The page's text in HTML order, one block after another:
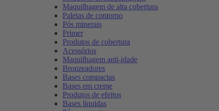
Maquilhagem de alta cobertura
Paletas de contorno
Pós minerais
Primer
Produtos de cobertura
Acessórios
Maquilhagem anti-idade
Bronzeadores
Bases compactas
Bases em creme
Produtos de efeitos
Bases líquidas